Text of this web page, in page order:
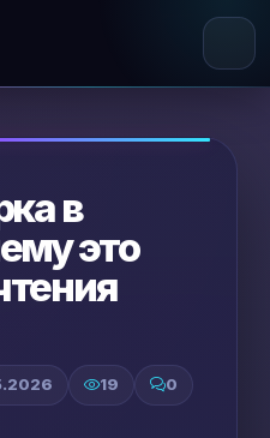
в
это
19 0